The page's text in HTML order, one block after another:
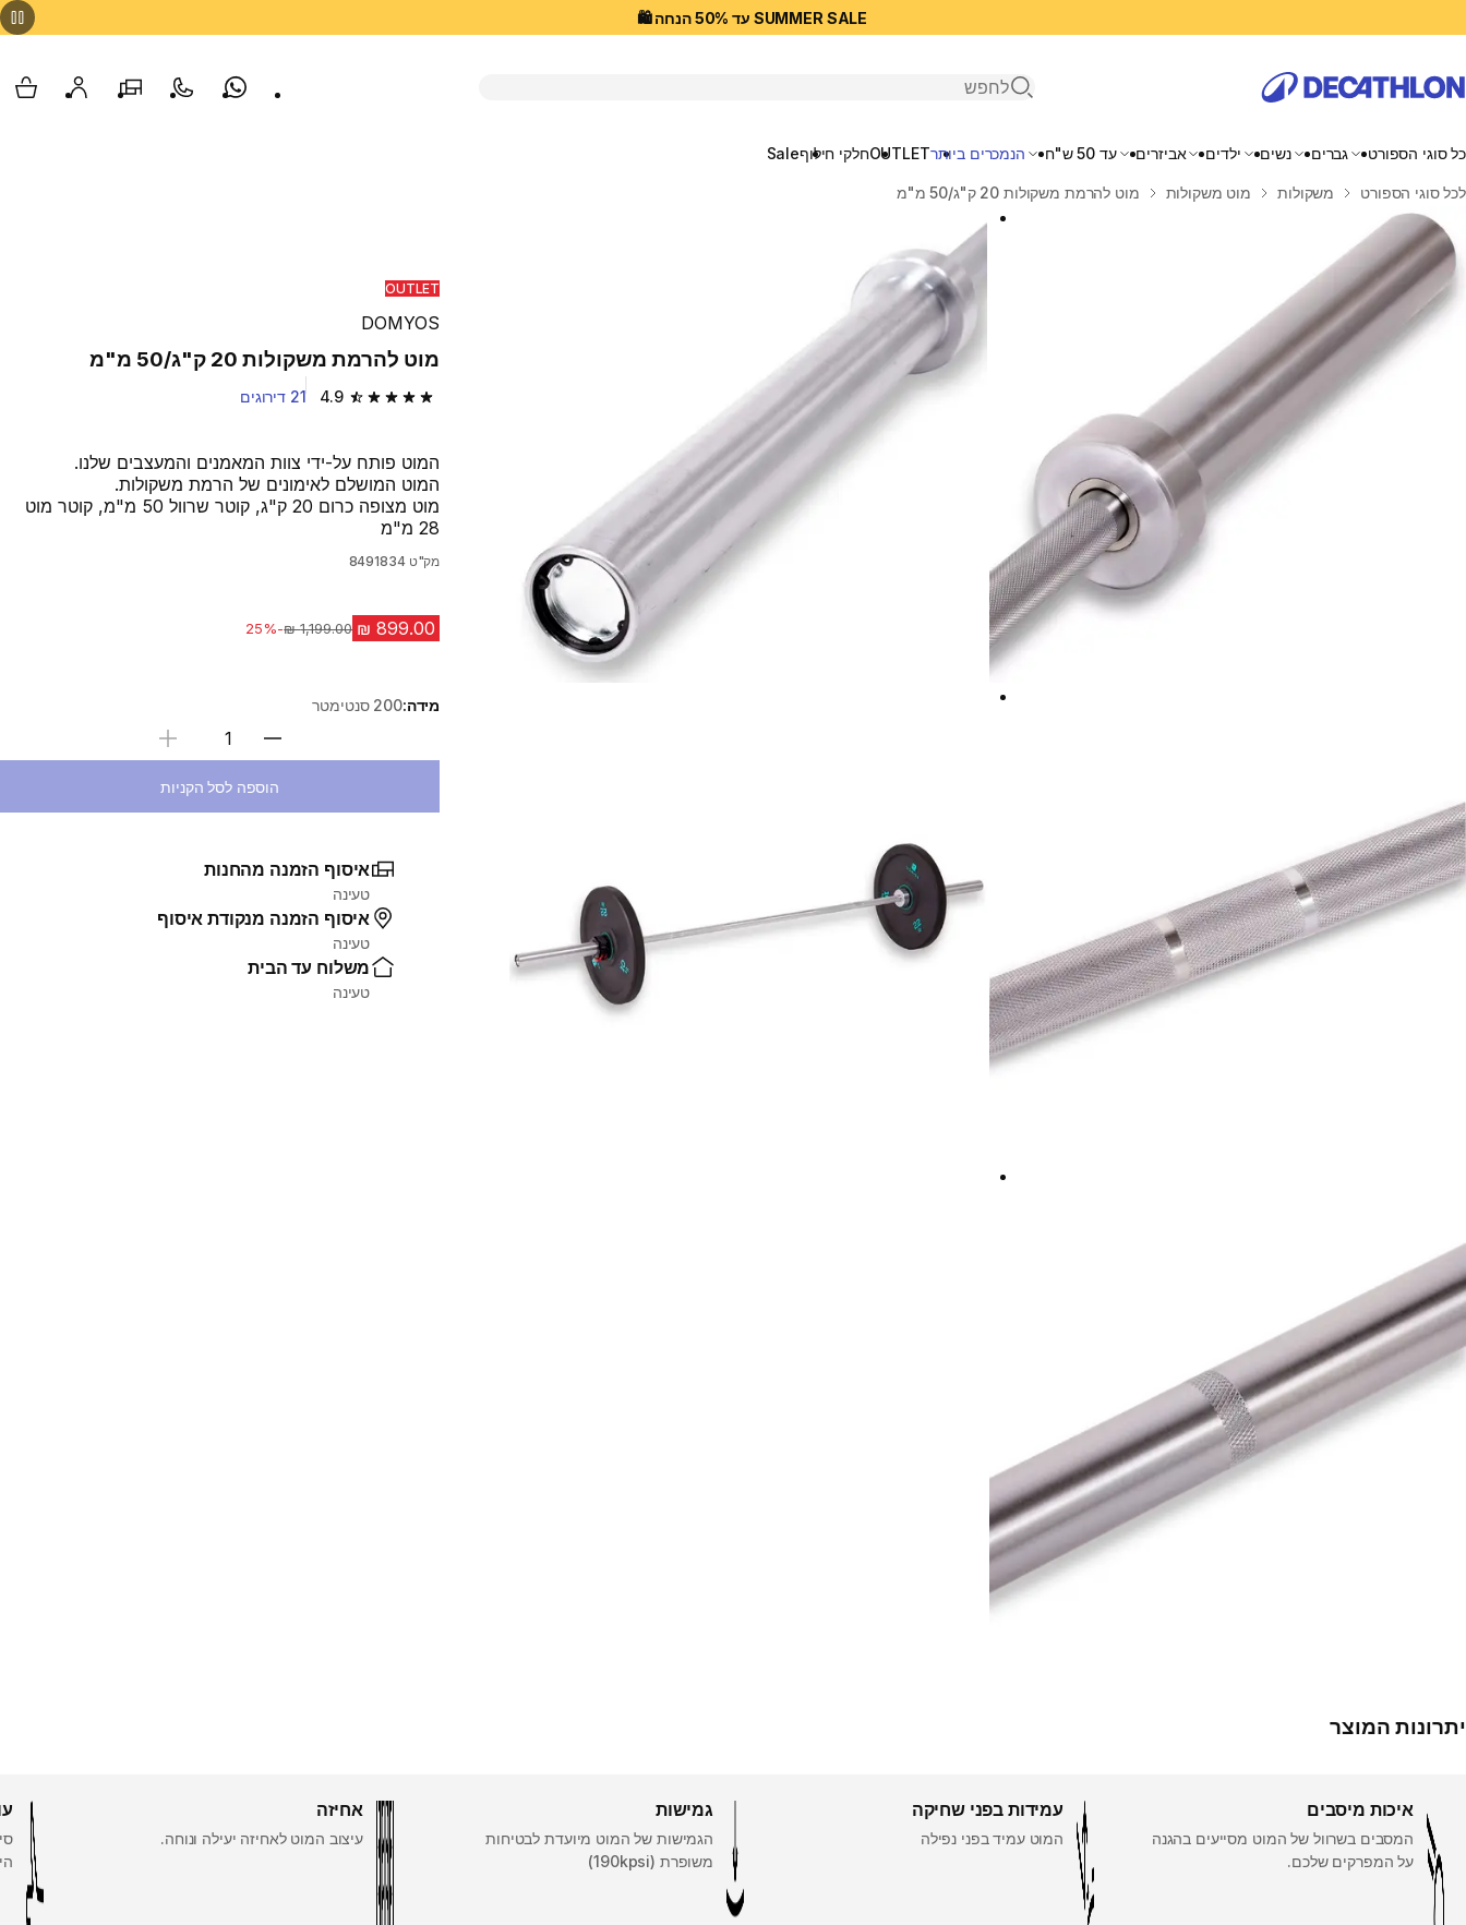
SUMMER SALE עד 50% הנחה 🛍️
פתיחת חיפוש
Whatsappצור קשרהסניפים שלנוהחשבון שלי
כל סוגי הספורט גברים נשים ילדים אביזרים עד 50 ש"ח הנמכרים ביותרOUTLETחלקי חילוףSale
בית
לכל סוגי הספורט משקולות מוט משקולות מוט להרמת משקולות 20 ק"ג/50 מ"מ
OUTLET
DOMYOS
מוט להרמת משקולות 20 ק"ג/50 מ"מ
4.9 4.9 out of 5 stars from 21 reviews 21 דירוגים
המוט פותח על-ידי צוות המאמנים והמעצבים שלנו.
המוט המושלם לאימונים של הרמת משקולות.
מוט מצופה כרום 20 ק"ג, קוטר שרוול 50 מ"מ, קוטר מוט
28 מ"מ
מק"ט 8491834
מחיר לפני הנחה‏1,199.00 ₪
-25%
מידה:200 סנטימטר
בחירת כמות
הוספה לסל הקניות
איסוף הזמנה מהחנות
טעינה
איסוף הזמנה מנקודת איסוף
טעינה
משלוח עד הבית
טעינה
יתרונות המוצר
איכות מיסבים
המסבים בשרוול של המוט מסייעים בהגנה
על המפרקים שלכם.
עמידות בפני שחיקה
המוט עמיד בפני נפילה
גמישות
הגמישות של המוט מיועדת לבטיחות
משופרת (190kpsi)
אחיזה
עיצוב המוט לאחיזה יעילה ונוחה.